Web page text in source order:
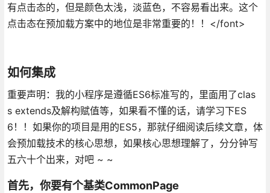
有点击态的，但是颜色太浅，淡蓝色，不容易看出来。这个
点击态在预加载方案中的地位是非常重要的！！</font>
如何集成
重要声明：我的小程序是遵循ES6标准写的，里面用了clas
s extends及解构赋值等，如果看不懂的话，请学习下ES
6！！如果你的项目是用的ES5，那就仔细阅读后续文章，体
会预加载技术的核心思想，如果核心思想理解了，分分钟写
五六十个出来，对吧 ~ ~
首先，你要有个基类CommonPage